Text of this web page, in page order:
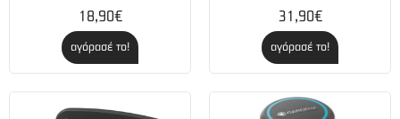
18,90€
αγόρασέ το!
31,90€
αγόρασέ το!